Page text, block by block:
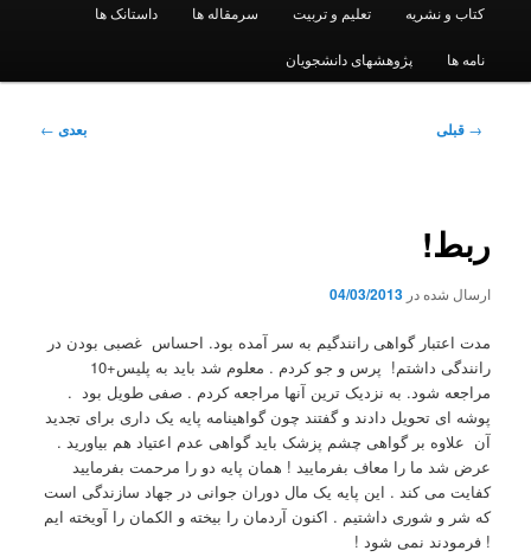
کتاب و نشریه تعلیم و تربیت سرمقاله ها داستانک ها
نامه ها پژوهشهای دانشجویان
ناوبری
→ قبلی بعدی ←
ربط!
ارسال شده در04/03/2013
مدت اعتبار گواهی رانندگیم به سر آمده بود. احساس غصبی بودن در
رانندگی داشتم! پرس و جو کردم . معلوم شد باید به پلیس+10
مراجعه شود. به نزدیک ترین آنها مراجعه کردم . صفی طویل بود .
پوشه ای تحویل دادند و گفتند چون گواهینامه پایه یک داری برای تجدید
آن علاوه بر گواهی چشم پزشک باید گواهی عدم اعتیاد هم بیاورید .
عرض شد ما را معاف بفرمایید ! همان پایه دو را مرحمت بفرمایید
کفایت می کند . این پایه یک مال دوران جوانی در جهاد سازندگی است
که شر و شوری داشتیم . اکنون آردمان را بیخته و الکمان را آویخته ایم
! فرمودند نمی شود !